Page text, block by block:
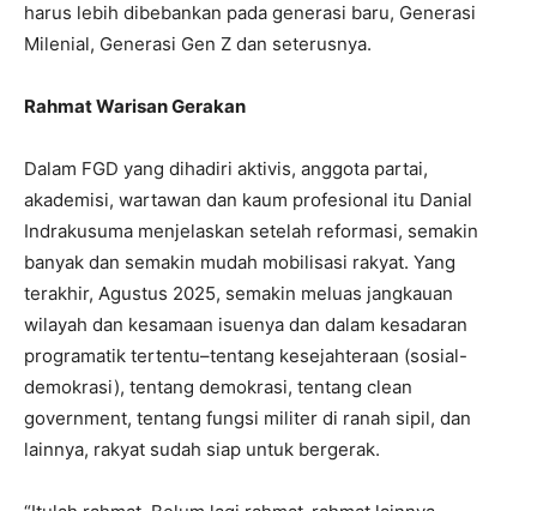
harus lebih dibebankan pada generasi baru, Generasi
Milenial, Generasi Gen Z dan seterusnya.
Rahmat Warisan Gerakan
Dalam FGD yang dihadiri aktivis, anggota partai,
akademisi, wartawan dan kaum profesional itu Danial
Indrakusuma menjelaskan setelah reformasi, semakin
banyak dan semakin mudah mobilisasi rakyat. Yang
terakhir, Agustus 2025, semakin meluas jangkauan
wilayah dan kesamaan isuenya dan dalam kesadaran
programatik tertentu–tentang kesejahteraan (sosial-
demokrasi), tentang demokrasi, tentang clean
government, tentang fungsi militer di ranah sipil, dan
lainnya, rakyat sudah siap untuk bergerak.